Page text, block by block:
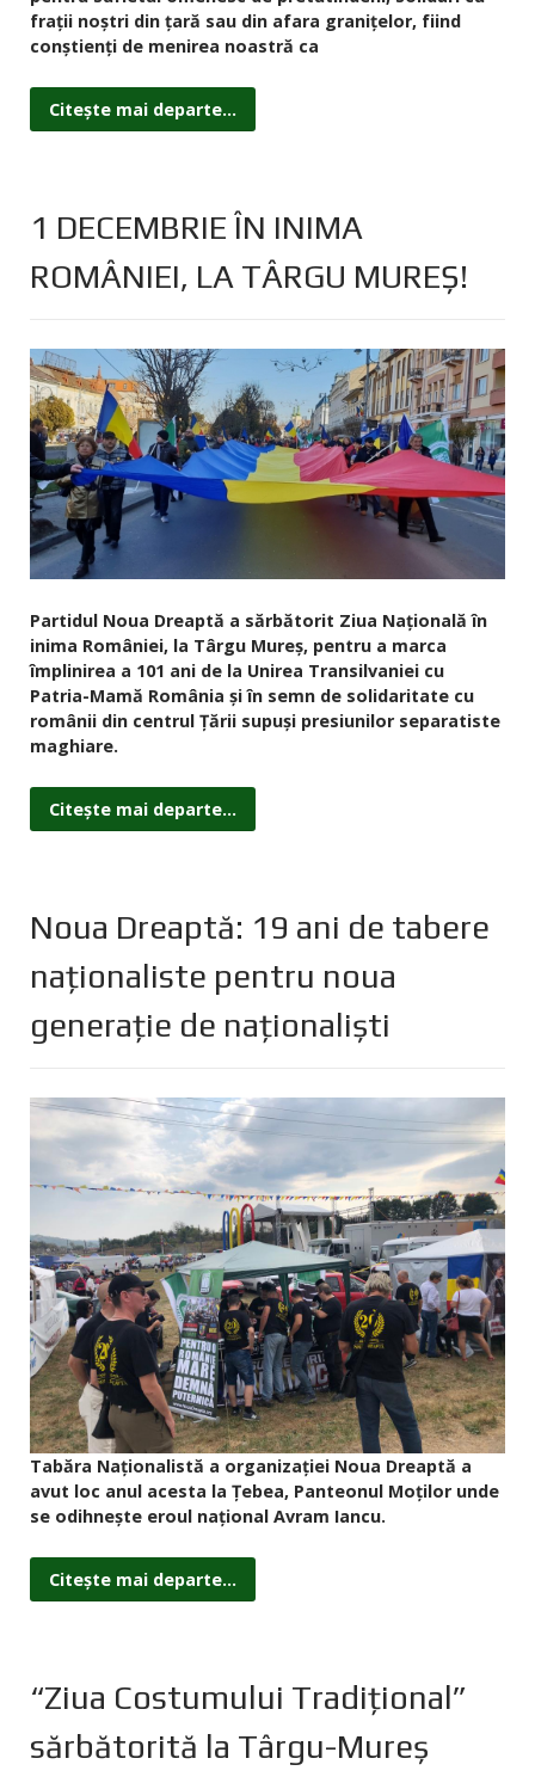
frații noștri din țară sau din afara granițelor, fiind
conștienți de menirea noastră ca
Citește mai departe...
1 DECEMBRIE ÎN INIMA
ROMÂNIEI, LA TÂRGU MUREȘ!
Partidul Noua Dreaptă a sărbătorit Ziua Națională în
inima României, la Târgu Mureș, pentru a marca
împlinirea a 101 ani de la Unirea Transilvaniei cu
Patria-Mamă România şi în semn de solidaritate cu
românii din centrul Țării supuși presiunilor separatiste
maghiare.
Citește mai departe...
Noua Dreaptă: 19 ani de tabere
naționaliste pentru noua
generație de naționaliști
Tabăra Naționalistă a organizației Noua Dreaptă a
avut loc anul acesta la Țebea, Panteonul Moților unde
se odihnește eroul național Avram Iancu.
Citește mai departe...
“Ziua Costumului Tradiţional”
sărbătorită la Târgu-Mureş